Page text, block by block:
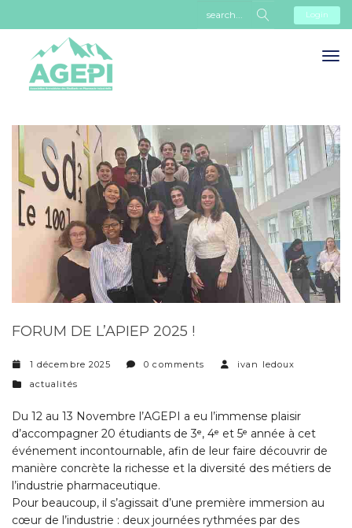
Login
FORUM DE L’APIEP 2025 !
1 décembre 2025 0 comments
ivan ledoux
categories
actualités
Du 12 au 13 Novembre l’AGEPI a eu l’immense plaisir
d’accompagner 20 étudiants de 3ᵉ, 4ᵉ et 5ᵉ année à cet
événement incontournable, afin de leur faire découvrir de
manière concrète la richesse et la diversité des métiers de
l’industrie pharmaceutique.
Pour beaucoup, il s’agissait d’une première immersion au
cœur de l’industrie : deux journées rythmées par des